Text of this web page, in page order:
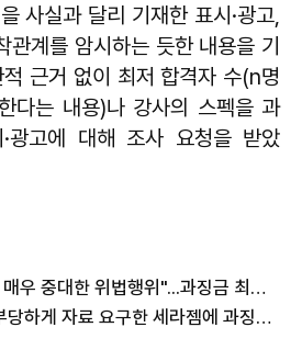
사실과 달리 기재한 표시·광고,
관계를 암시하는 듯한 내용을 기
적 근거 없이 최저 합격자 수(n명
다는 내용)나 강사의 스펙을 과
광고에 대해 조사 요청을 받았
공정위 "국고채 담합, 매우 중대한 위법행위"...과징금 최대 15조원 전망
공정위, 하청업체에 부당하게 자료 요구한 세라젬에 과징금 4.3억원 부과